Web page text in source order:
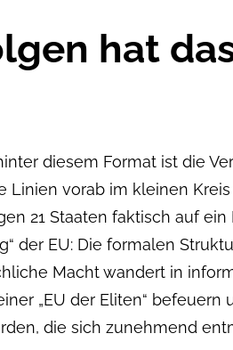
hat
diesem Format ist die
Linien vorab im kleinen
21 Staaten faktisch auf
der EU: Die formalen
Macht wandert in
„EU der Eliten“
die sich zunehmend